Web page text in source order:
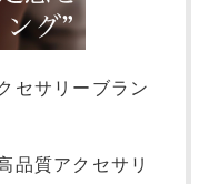
セサリーブラン
品質アクセサリ